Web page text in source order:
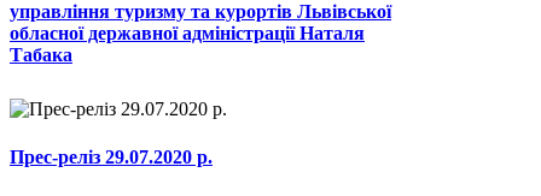
управління туризму та курортів Львівської
обласної державної адміністрації Наталя
Табака
Прес-реліз 29.07.2020 р.